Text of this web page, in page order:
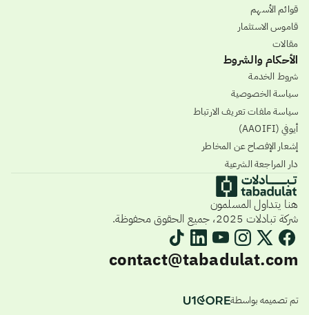
قوائم الأسهم
قاموس الاستثمار
مقالات
الأحكام والشروط
شروط الخدمة
سياسة الخصوصية
سياسة ملفات تعريف الارتباط
أيوفي (AAOIFI)
إشعار الإفصاح عن المخاطر
دار المراجعة الشرعية
هنا يتداول المسلمون
شركة تبادلات 2025، جميع الحقوق محفوظة.
contact@tabadulat.com
تم تصميمه بواسطة